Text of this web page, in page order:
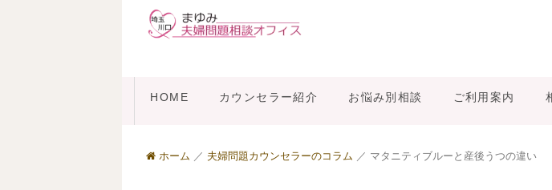
HOME カウンセラー紹介 お悩み別相談 ご利用案内
ホーム ／ 夫婦問題カウンセラーのコラム ／ マタニティブルーと産後うつの違い